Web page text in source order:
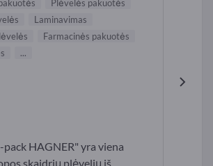
Plėvelės pakuotės
Laminavimas
Farmacinės pakuotės
...
HAGNER" yra viena
skaidrių plėvelių iš